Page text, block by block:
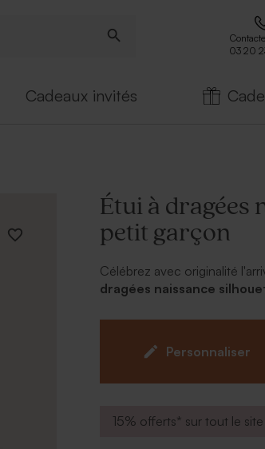
03 20
Cadeaux invités
Étui à dragées
petit garçon
Célébrez avec originalité
dragées naissance
de votre enfant, choisisssez
Modèle vendu avec l'attache
Personnaliser
15% offerts* sur tout le